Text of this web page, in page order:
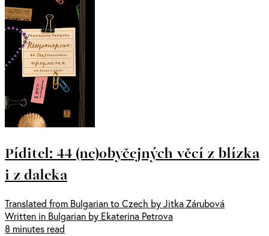
Píditel: 44 (ne)obyčejných věcí z blízka
i z daleka
Translated from Bulgarian to Czech by Jitka Zárubová
Written in Bulgarian by Ekaterina Petrova
8 minutes read